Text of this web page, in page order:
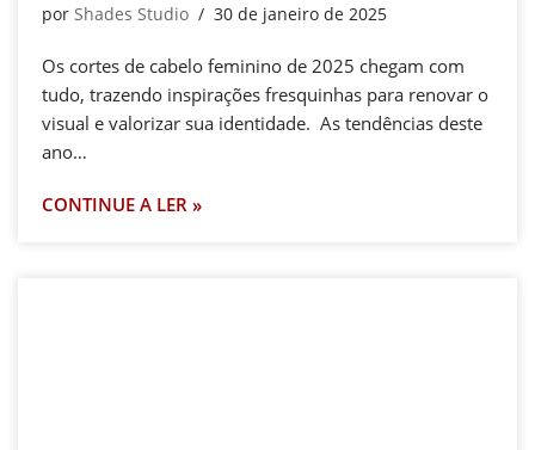
por Shades Studio 30 de janeiro de 2025
Os cortes de cabelo feminino de 2025 chegam com
tudo, trazendo inspirações fresquinhas para renovar o
visual e valorizar sua identidade. As tendências deste
ano…
CONTINUE A LER »